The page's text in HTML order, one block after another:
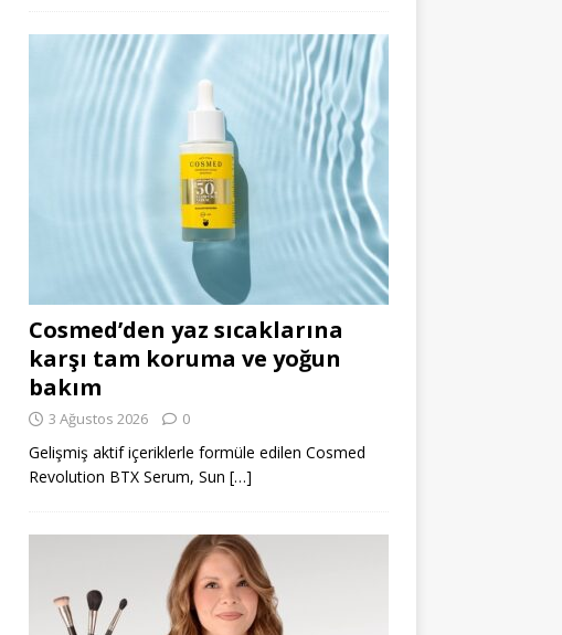
Cosmed’den yaz sıcaklarına
karşı tam koruma ve yoğun
bakım
3 Ağustos 2026 0
Gelişmiş aktif içeriklerle formüle edilen Cosmed
Revolution BTX Serum, Sun […]